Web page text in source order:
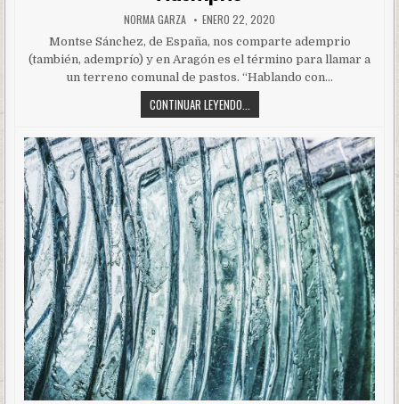
NORMA GARZA ENERO 22, 2020
Montse Sánchez, de España, nos comparte ademprio
(también, ademprío) y en Aragón es el término para llamar a
un terreno comunal de pastos. “Hablando con…
CONTINUAR LEYENDO...